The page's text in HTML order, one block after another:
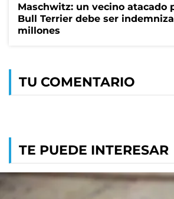
Maschwitz: un vecino atacado
Bull Terrier debe ser
millones
TU COMENTARIO
TE PUEDE INTERESAR